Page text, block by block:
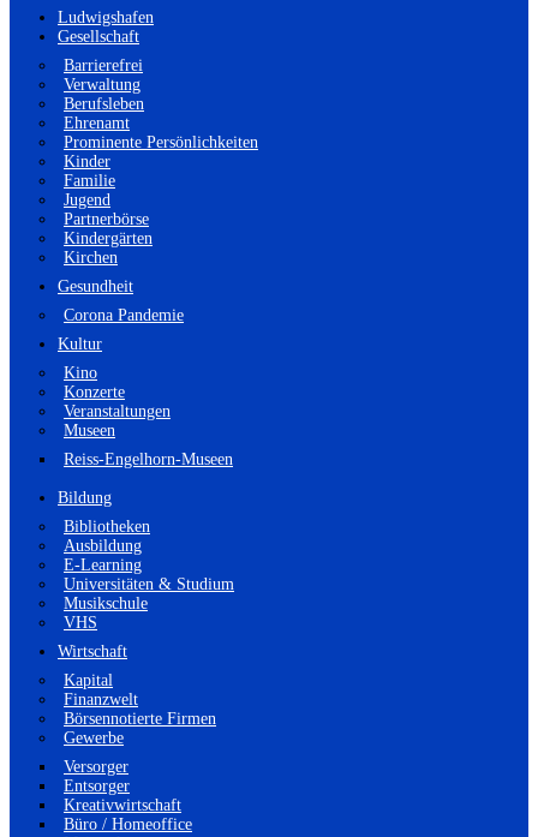
Ludwigshafen
Gesellschaft
Barrierefrei
Verwaltung
Berufsleben
Ehrenamt
Prominente Persönlichkeiten
Kinder
Familie
Jugend
Partnerbörse
Kindergärten
Kirchen
Gesundheit
Corona Pandemie
Kultur
Kino
Konzerte
Veranstaltungen
Museen
Reiss-Engelhorn-Museen
Bildung
Bibliotheken
Ausbildung
E-Learning
Universitäten & Studium
Musikschule
VHS
Wirtschaft
Kapital
Finanzwelt
Börsennotierte Firmen
Gewerbe
Versorger
Entsorger
Kreativwirtschaft
Büro / Homeoffice